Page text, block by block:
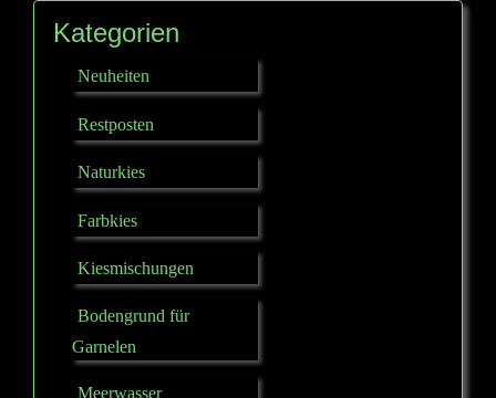
Kategorien
Neuheiten
Restposten
Naturkies
Farbkies
Kiesmischungen
Bodengrund für
Garnelen
Meerwasser